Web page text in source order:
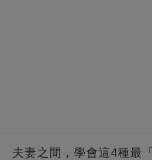
夫妻之間，學會這4種最